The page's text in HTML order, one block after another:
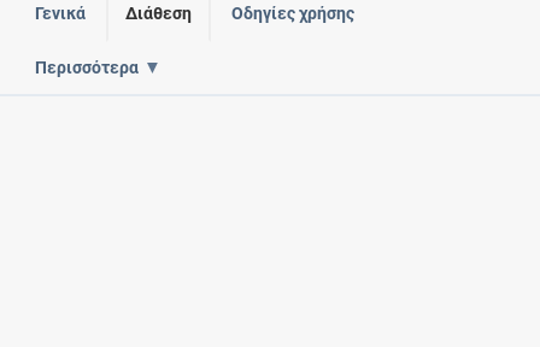
Γενικά Διάθεση Οδηγίες χρήσης
Περισσότερα